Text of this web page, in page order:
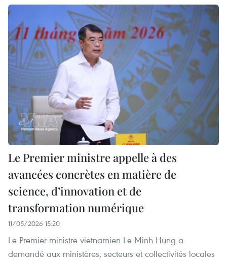
Le Premier ministre appelle à des
avancées concrètes en matière de
science, d’innovation et de
transformation numérique
11/05/2026 15:20
Le Premier ministre vietnamien Le Minh Hung a
demandé aux ministères, secteurs et collectivités locales